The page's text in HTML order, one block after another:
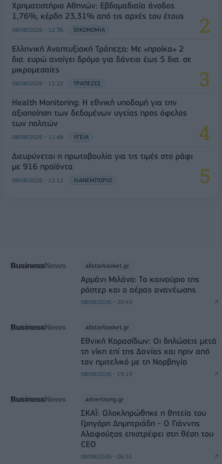
Χρηματιστήριο Αθηνών: Εβδομαδιαία άνοδος
1,76%, κέρδη 23,31% από τις αρχές του έτους
08/08/2026 - 12:36 ΟΙΚΟΝΟΜΙΑ
Ελληνική Αναπτυξιακή Τράπεζα: Με «προίκα» 2
δισ. ευρώ ανοίγει δρόμο για δάνεια έως 5 δισ. σε
μικρομεσαίες
08/08/2026 - 11:22 ΤΡΑΠΕΖΕΣ
Health Monitoring: Η εθνική υποδομή για την
αξιοποίηση των δεδομένων υγείας προς όφελος
των πολιτών
08/08/2026 - 11:48 ΥΓΕΙΑ
Διευρύνεται η πρωτοβουλία για τις τιμές στο ράφι
με 916 προϊόντα
08/08/2026 - 12:12 ΛΙΑΝΕΜΠΟΡΙΟ
allstarbasket.gr
Αρμάνι Μιλάνο: Το καινούριο της
ρόστερ και ο αέρας ανανέωσης
08/08/2026 - 20:43
allstarbasket.gr
Εθνική Κορασίδων: Οι δηλώσεις μετά
τη νίκη επί της Δανίας και πριν από
τον ημιτελικό με τη Νορβηγία
08/08/2026 - 19:19
advertising.gr
ΣΚΑΪ: Ολοκληρώθηκε η θητεία του
Γρηγόρη Δημητριάδη - Ο Γιάννης
Αλαφούζος επιστρέφει στη θέση του
CEO
08/08/2026 - 06:51